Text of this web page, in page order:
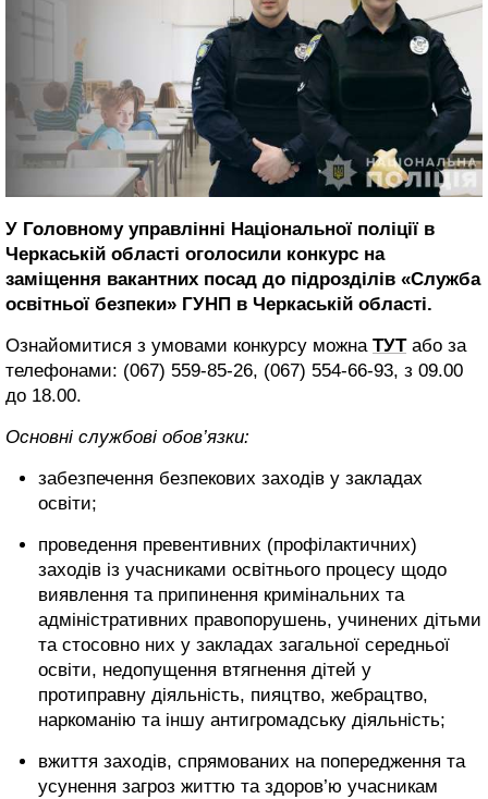
У Головному управлінні Національної поліції в
Черкаській області оголосили конкурс на
заміщення вакантних посад до підрозділів «Служба
освітньої безпеки» ГУНП в Черкаській області.
Ознайомитися з умовами конкурсу можна ТУТ або за
телефонами: (067) 559-85-26, (067) 554-66-93, з 09.00
до 18.00.
Основні службові обов’язки:
забезпечення безпекових заходів у закладах
освіти;
проведення превентивних (профілактичних)
заходів із учасниками освітнього процесу щодо
виявлення та припинення кримінальних та
адміністративних правопорушень, учинених дітьми
та стосовно них у закладах загальної середньої
освіти, недопущення втягнення дітей у
протиправну діяльність, пияцтво, жебрацтво,
наркоманію та іншу антигромадську діяльність;
вжиття заходів, спрямованих на попередження та
усунення загроз життю та здоров’ю учасникам